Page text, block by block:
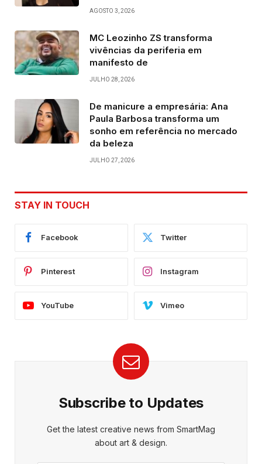
AGOSTO 3, 2026
MC Leozinho ZS transforma
vivências da periferia em
manifesto de
JULHO 28, 2026
De manicure a empresária: Ana
Paula Barbosa transforma um
sonho em referência no mercado
da beleza
JULHO 27, 2026
STAY IN TOUCH
Facebook Twitter
Pinterest Instagram
YouTube Vimeo
Subscribe to Updates
Get the latest creative news from SmartMag
about art & design.